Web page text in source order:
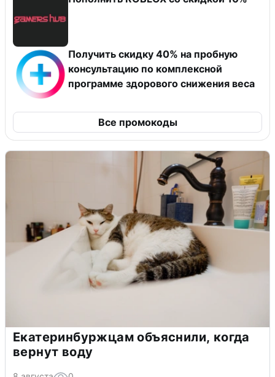
Получить скидку 40% на пробную
консультацию по комплексной
программе здорового снижения веса
Все промокоды
Екатеринбуржцам объяснили, когда
вернут воду